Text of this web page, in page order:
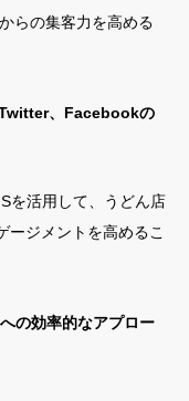
らの集客力を高める
、Facebookの
を活用して、うどん店
ージメントを高めるこ
の効率的なアプロー